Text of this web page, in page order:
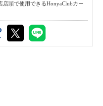
頭で使用できるHonyaClubカー